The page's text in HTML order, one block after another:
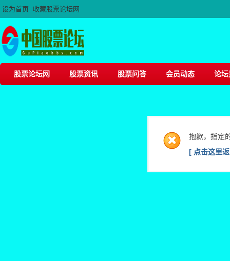
设为首页 收藏股票论坛网
股票论坛网 股票资讯 股票问答 会员动态 论坛
抱歉，指定
[ 点击这里